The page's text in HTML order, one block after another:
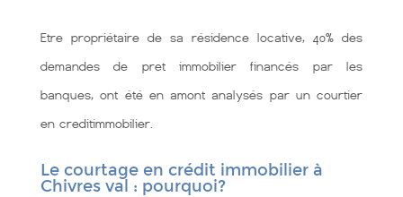
Etre propriétaire de sa résidence locative, 40% des
demandes de pret immobilier financés par les
banques, ont été en amont analysés par un courtier
en creditimmobilier.
Le courtage en crédit immobilier à
Chivres val : pourquoi?